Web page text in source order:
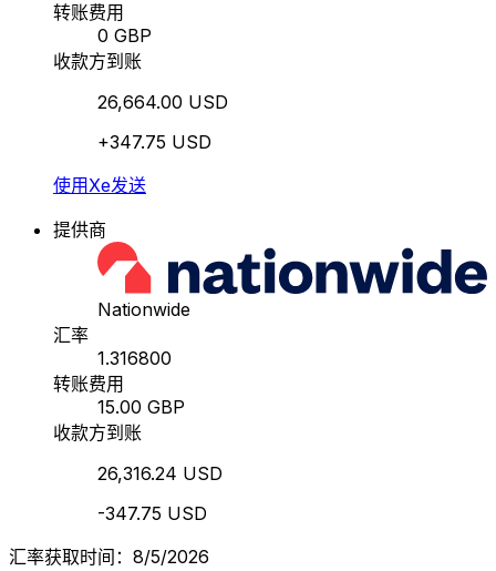
转账费用
0 GBP
收款方到账
26,664.00 USD
+347.75 USD
使用Xe发送
提供商
Nationwide
汇率
1.316800
转账费用
15.00 GBP
收款方到账
26,316.24 USD
-347.75 USD
汇率获取时间：8/5/2026